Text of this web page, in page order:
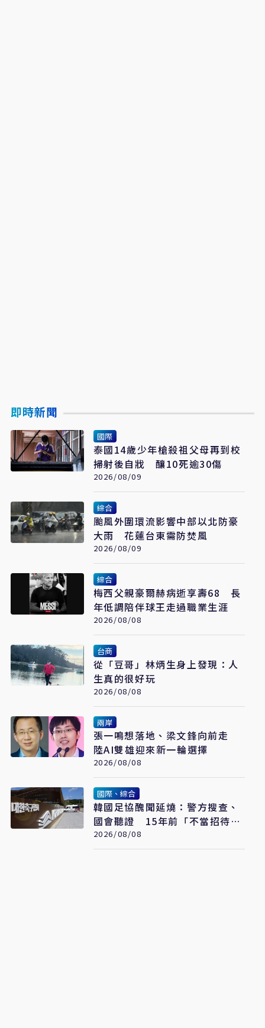
即時新聞
國際
泰國14歲少年槍殺祖父母再到校
掃射後自戕 釀10死逾30傷
2026/08/09
綜合
颱風外圍環流影響中部以北防豪
大雨 花蓮台東需防焚風
2026/08/09
綜合
梅西父親豪爾赫病逝享壽68 長
年低調陪伴球王走過職業生涯
2026/08/08
台商
從「豆哥」林炳生身上發現：人
生真的很好玩
2026/08/08
兩岸
張一鳴想落地、梁文鋒向前走
陸AI雙雄迎來新一輪選擇
2026/08/08
國際、綜合
韓國足協醜聞延燒：警方搜查、
國會聽證 15年前「不當招待」
疑雲重見天日
2026/08/08